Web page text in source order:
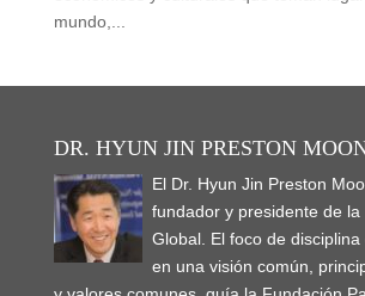
mundo,...
DR. HYUN JIN PRESTON
El Dr. Hyun Jin Preston
fundador y presidente de
Global. El foco de disciplina
en una visión común,